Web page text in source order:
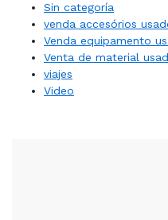
Sin categoría
venda accesórios
Venda equipamento
Venta de material
viajes
Video